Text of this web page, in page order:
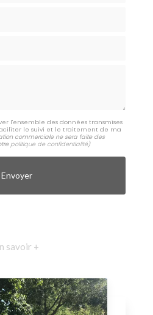
l'ensemble des données transmises
le suivi et le traitement de ma
commerciale ne sera faite des
politique de confidentialité)
savoir +